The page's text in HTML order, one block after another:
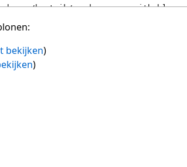
bekijken)
)